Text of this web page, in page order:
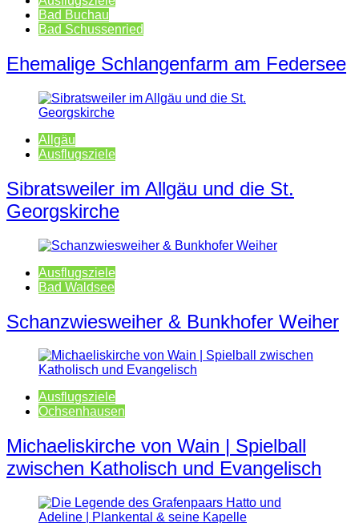
Bad Buchau
Bad Schussenried
Ehemalige Schlangenfarm am Federsee
Allgäu
Ausflugsziele
Sibratsweiler im Allgäu und die St.
Georgskirche
Ausflugsziele
Bad Waldsee
Schanzwiesweiher & Bunkhofer Weiher
Ausflugsziele
Ochsenhausen
Michaeliskirche von Wain | Spielball
zwischen Katholisch und Evangelisch